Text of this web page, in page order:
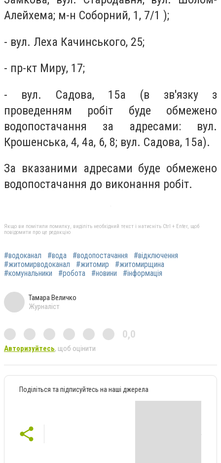
Алейхема; м-н Соборний, 1, 7/1 );
- вул. Леха Качинського, 25;
- пр-кт Миру, 17;
- вул. Садова, 15а (в зв'язку з
проведенням робіт буде обмежено
водопостачання за адресами: вул.
Крошенська, 4, 4а, 6, 8; вул. Садова, 15а).
За вказаними адресами буде обмежено
водопостачання до виконання робіт.
Якщо ви помітили помилку, виділіть необхідний текст і натисніть Ctrl + Enter, щоб
повідомити про це редакцію
#водоканал #вода #водопостачання
#відключення
#житомирводоканал
#житомир
#житомирщина
#комунальники
#робота #новини #інформація
Тамара Величко
Журналіст
0,0
Авторизуйтесь, щоб оцінити
Поділіться та підписуйтесь на наші джерела